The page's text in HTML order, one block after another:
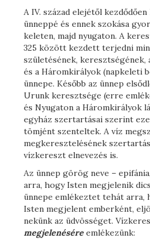
A IV. század elejétől
ünneppé és ennek szokása
keleten, majd nyugaton. A
325 között kezdett terjedni
születésének, keresztségének,
és a Háromkirályok (napkeleti
ünnepe. Később az ünnep
Urunk keresztsége (erre
és Nyugaton a Háromkirályok
egyház szertartásai szerint
tömjént szenteltek. A víz
megkeresztelésének
vízkereszt elnevezés is.
Az ünnep görög neve –
arra, hogy Isten megjelenik
ünnepe emlékeztet tehát arra,
Isten megjelent emberként,
nekünk az üdvösséget.
megjelenéséreemlékezünk: